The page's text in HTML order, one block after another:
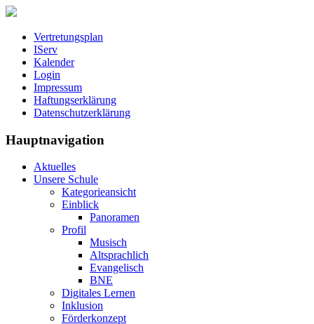
Vertretungsplan
IServ
Kalender
Login
Impressum
Haftungserklärung
Datenschutzerklärung
Hauptnavigation
Aktuelles
Unsere Schule
Kategorieansicht
Einblick
Panoramen
Profil
Musisch
Altsprachlich
Evangelisch
BNE
Digitales Lernen
Inklusion
Förderkonzept